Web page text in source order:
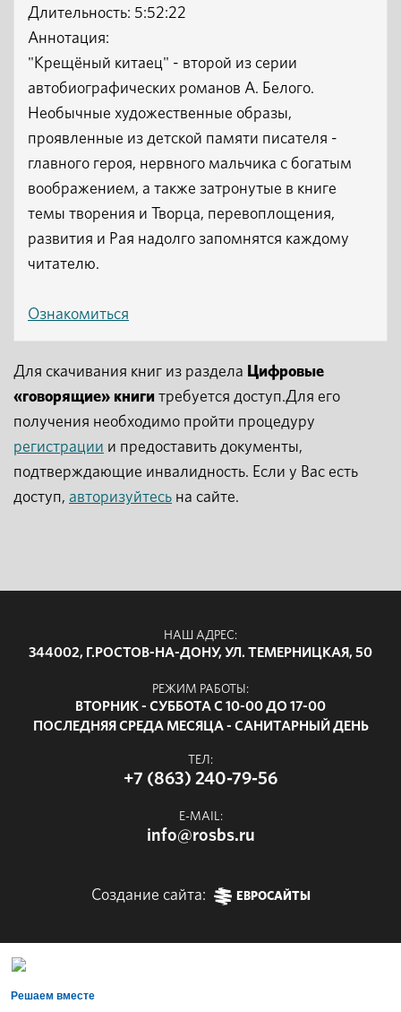
Длительность: 5:52:22
Аннотация:
"Крещёный китаец" - второй из серии
автобиографических романов А. Белого.
Необычные художественные образы,
проявленные из детской памяти писателя -
главного героя, нервного мальчика с богатым
воображением, а также затронутые в книге
темы творения и Творца, перевоплощения,
развития и Рая надолго запомнятся каждому
читателю.
Ознакомиться
Для скачивания книг из раздела Цифровые
«говорящие» книги требуется доступ.Для его
получения необходимо пройти процедуру
регистрации и предоставить документы,
подтверждающие инвалидность. Если у Вас есть
доступ, авторизуйтесь на сайте.
НАШ АДРЕС:
344002, Г.РОСТОВ-НА-ДОНУ, УЛ. ТЕМЕРНИЦКАЯ, 50
РЕЖИМ РАБОТЫ:
ВТОРНИК - СУББОТА С 10-00 ДО 17-00
ПОСЛЕДНЯЯ СРЕДА МЕСЯЦА - САНИТАРНЫЙ ДЕНЬ
ТЕЛ:
+7 (863) 240-79-56
E-MAIL:
info@rosbs.ru
Создание сайта: ЕВРОСАЙТЫ
Решаем вместе